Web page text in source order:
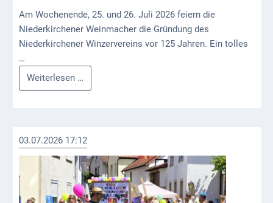
Wein &
Genuss
Fest um
Wein- &
Destillerien
Am Wochenende, 25. und 26. Juli 2026 feiern die
Niederkirchener Weinmacher die Gründung des
Niederkirchener Winzervereins vor 125 Jahren. Ein tolles
…
Weiterlesen …
-
Niederkirchener
Winzerverein
03.07.2026 17:12